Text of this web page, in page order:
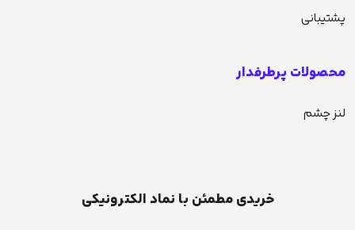
پشتیبانی
محصولات پرطرفدار
لنز چشم
خریدی مطمئن با نماد الکترونیکی